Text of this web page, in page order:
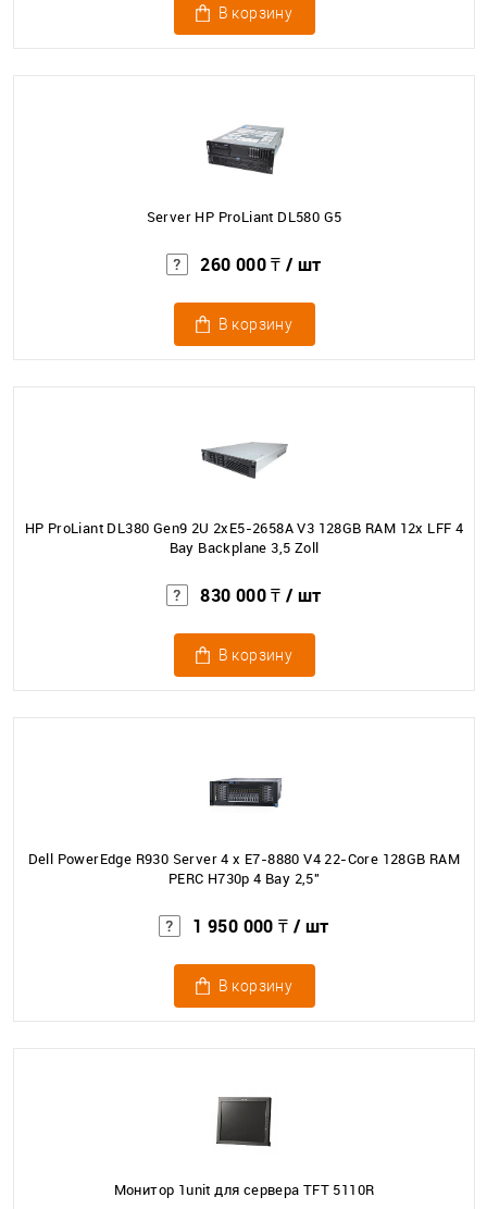
В корзину
Server HP ProLiant DL580 G5
260 000 ₸/ шт
В корзину
HP ProLiant DL380 Gen9 2U 2xE5-2658A V3 128GB RAM 12x LFF 4
Bay Backplane 3,5 Zoll
830 000 ₸/ шт
В корзину
Dell PowerEdge R930 Server 4 x E7-8880 V4 22-Core 128GB RAM
PERC H730p 4 Bay 2,5"
1 950 000 ₸/ шт
В корзину
Монитор 1unit для сервера TFT 5110R